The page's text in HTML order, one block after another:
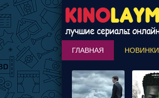
ГЛАВНАЯ НОВИНКИ
MARVEL COMICS